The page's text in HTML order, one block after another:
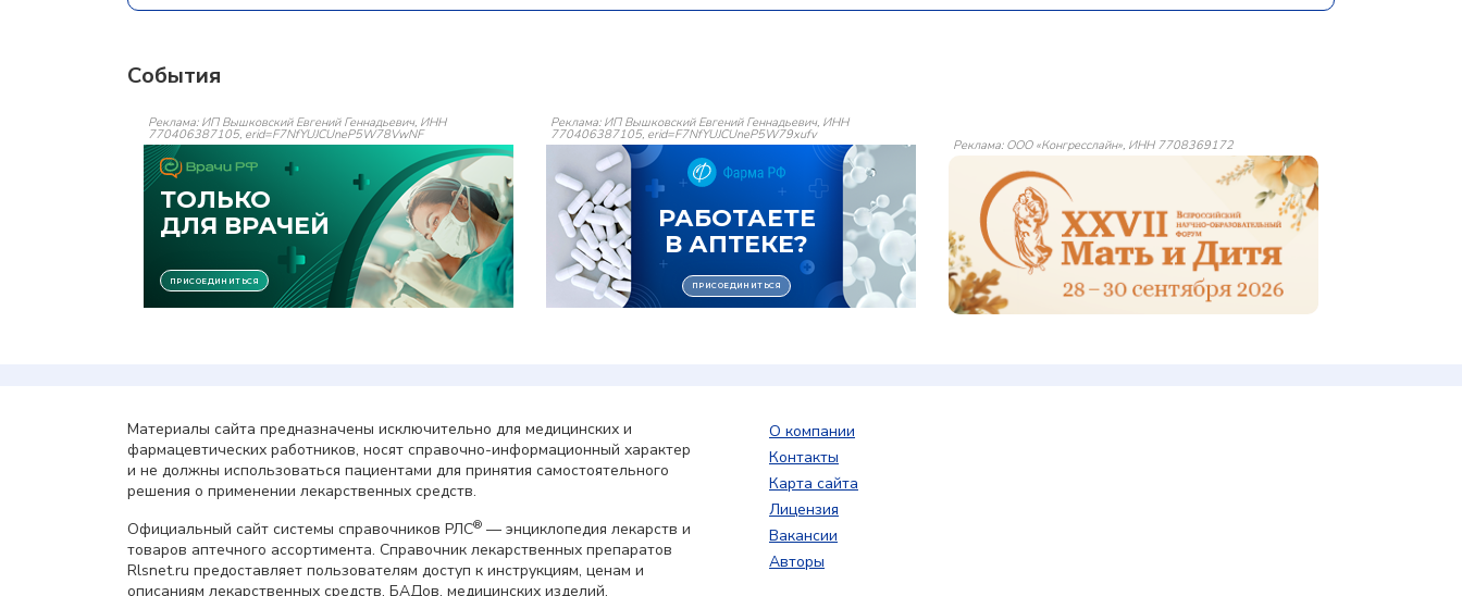
События
Реклама: ИП Вышковский Евгений Геннадьевич, ИНН
770406387105, erid=F7NfYUJCUneP5W78VwNF
Реклама: ИП Вышковский Евгений Геннадьевич, ИНН
770406387105, erid=F7NfYUJCUneP5W79xufv
Реклама: ООО «Конгресслайн», ИНН 7708369172
Материалы сайта предназначены исключительно для медицинских и
фармацевтических работников, носят справочно-информационный характер
и не должны использоваться пациентами для принятия самостоятельного
решения о применении лекарственных средств.
Официальный сайт системы справочников РЛС® — энциклопедия лекарств и
товаров аптечного ассортимента. Справочник лекарственных препаратов
Rlsnet.ru предоставляет пользователям доступ к инструкциям, ценам и
описаниям лекарственных средств, БАДов, медицинских изделий,
О компании
Контакты
Карта сайта
Лицензия
Вакансии
Авторы